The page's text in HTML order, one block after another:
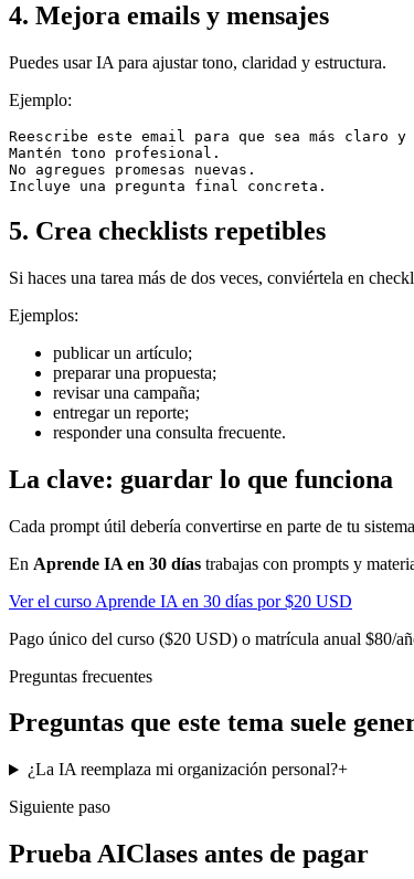
4. Mejora emails y mensajes
Puedes usar IA para ajustar tono, claridad y estructura.
Ejemplo:
Reescribe este email para que sea más claro
Mantén tono profesional.
No agregues promesas nuevas.
5. Crea checklists repetibles
Si haces una tarea más de dos veces, conviértela en
Ejemplos:
publicar un artículo;
preparar una propuesta;
revisar una campaña;
entregar un reporte;
responder una consulta frecuente.
La clave: guardar lo que funciona
Cada prompt útil debería convertirse en parte de tu
En Aprende IA en 30 días trabajas con prompts y
Ver el curso Aprende IA en 30 días por $20 USD
Pago único del curso ($20 USD) o matrícula anual $80/
Preguntas frecuentes
Preguntas que este tema suele
¿La IA reemplaza mi organización personal?+
Siguiente paso
Prueba AIClases antes de pagar